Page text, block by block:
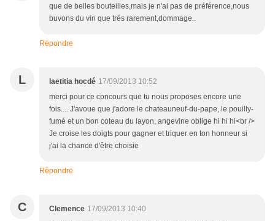
que de belles bouteilles,mais je n'ai pas de préférence,nous
buvons du vin que trés rarement,dommage..
Répondre
L laetitia hocdé 17/09/2013 10:52
merci pour ce concours que tu nous proposes encore une
fois.... J'avoue que j'adore le chateauneuf-du-pape, le pouilly-
fumé et un bon coteau du layon, angevine oblige hi hi hi<br />
Je croise les doigts pour gagner et triquer en ton honneur si
j'ai la chance d'être choisie
Répondre
C Clemence 17/09/2013 10:40